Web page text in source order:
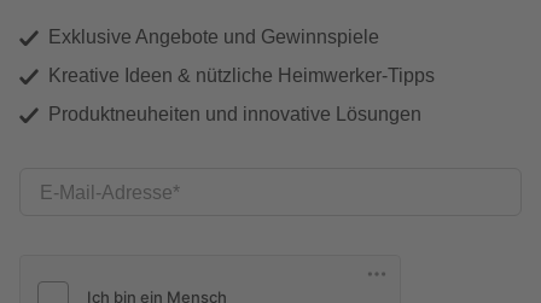
Exklusive Angebote und Gewinnspiele
Kreative Ideen & nützliche Heimwerker-Tipps
Produktneuheiten und innovative Lösungen
E-Mail-Adresse